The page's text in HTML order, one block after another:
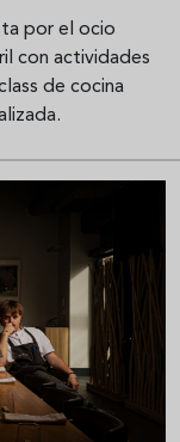
por el ocio
con actividades
de cocina